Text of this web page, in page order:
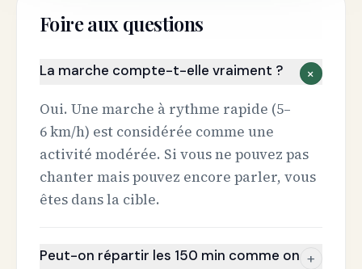
Foire aux questions
La marche compte-t-elle vraiment ? +
Oui. Une marche à rythme rapide (5–
6 km/h) est considérée comme une
activité modérée. Si vous ne pouvez pas
chanter mais pouvez encore parler, vous
êtes dans la cible.
Peut-on répartir les 150 min comme on +